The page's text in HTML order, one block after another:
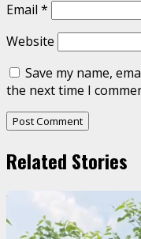
Email *
Website
Save my name,
the next time I
Related Stories